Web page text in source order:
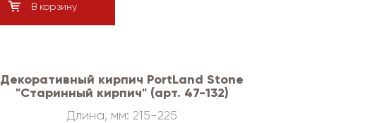
В корзину
Декоративный кирпич PortLand Stone
"Старинный кирпич" (арт. 47-132)
Длина, мм: 215-225